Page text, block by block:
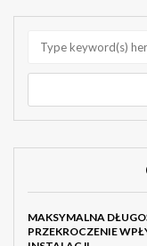
MAKSYMALNA
PRZEKROCZENIE